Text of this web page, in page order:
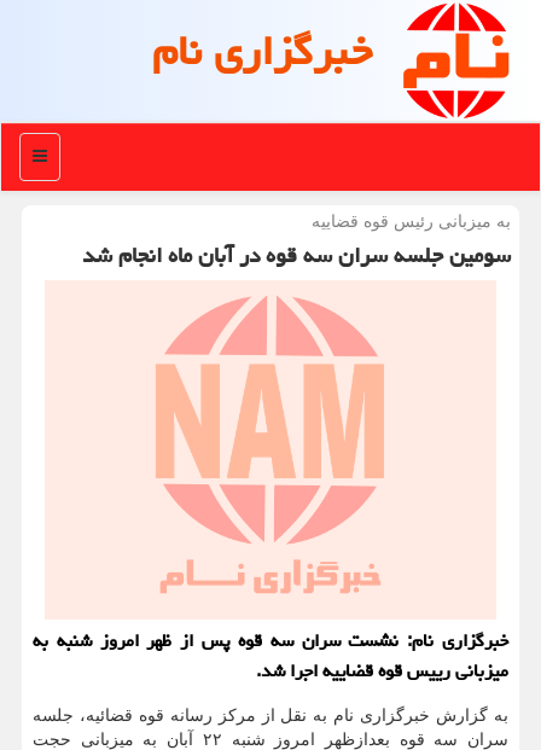
خبرگزاری نام
منو
به میزبانی رئیس قوه قضاییه
سومین جلسه سران سه قوه در آبان ماه انجام شد
خبرگزاری نام: نشست سران سه قوه پس از ظهر امروز شنبه به
میزبانی رییس قوه قضاییه اجرا شد.
به گزارش خبرگزاری نام به نقل از مرکز رسانه قوه قضائیه، جلسه
سران سه قوه بعدازظهر امروز شنبه ۲۲ آبان به میزبانی حجت